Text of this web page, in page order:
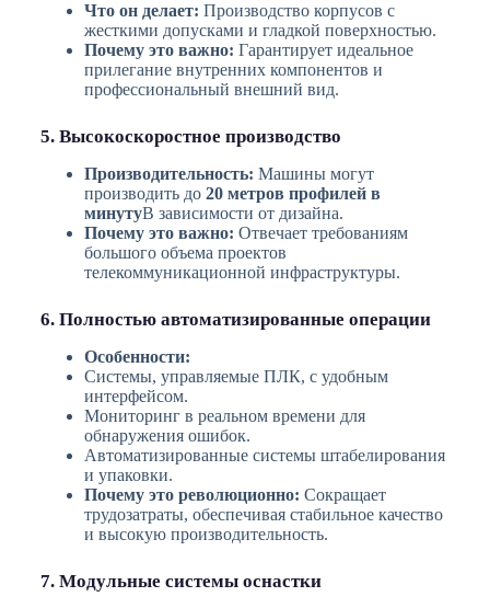
Что он делает: Производство корпусов с
жесткими допусками и гладкой поверхностью.
Почему это важно: Гарантирует идеальное
прилегание внутренних компонентов и
профессиональный внешний вид.
5. Высокоскоростное производство
Производительность: Машины могут
производить до 20 метров профилей в
минутуВ зависимости от дизайна.
Почему это важно: Отвечает требованиям
большого объема проектов
телекоммуникационной инфраструктуры.
6. Полностью автоматизированные операции
Особенности:
Системы, управляемые ПЛК, с удобным
интерфейсом.
Мониторинг в реальном времени для
обнаружения ошибок.
Автоматизированные системы штабелирования
и упаковки.
Почему это революционно: Сокращает
трудозатраты, обеспечивая стабильное качество
и высокую производительность.
7. Модульные системы оснастки